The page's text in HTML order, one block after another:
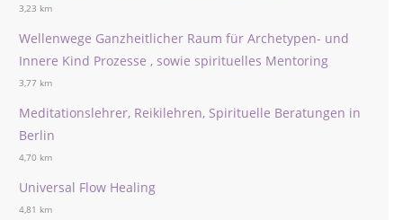
3,23 km
Wellenwege Ganzheitlicher Raum für Archetypen- und
Innere Kind Prozesse , sowie spirituelles Mentoring
3,77 km
Meditationslehrer, Reikilehren, Spirituelle Beratungen in
Berlin
4,70 km
Universal Flow Healing
4,81 km